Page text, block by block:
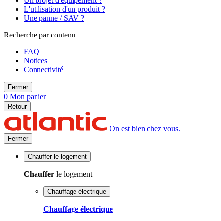
L'utilisation d'un produit ?
Une panne / SAV ?
Recherche par contenu
FAQ
Notices
Connectivité
Fermer
0 Mon panier
Retour
On est bien chez vous.
Fermer
Chauffer le logement
Chauffer le logement
Chauffage électrique
Chauffage électrique